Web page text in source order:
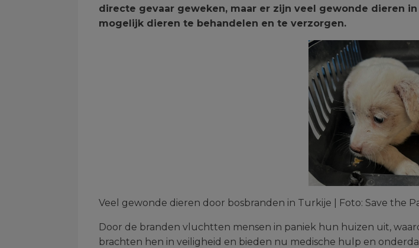
directe gevaar geweken, maar er zijn veel gewonde dieren
mogelijk dieren te behandelen en te verzorgen.
Veel gewonde dieren door bosbranden in Turkije | Foto: Save the
Door de branden vluchtten mensen in paniek hun huizen uit,
brachten hen in veiligheid en bieden nu medische hulp en